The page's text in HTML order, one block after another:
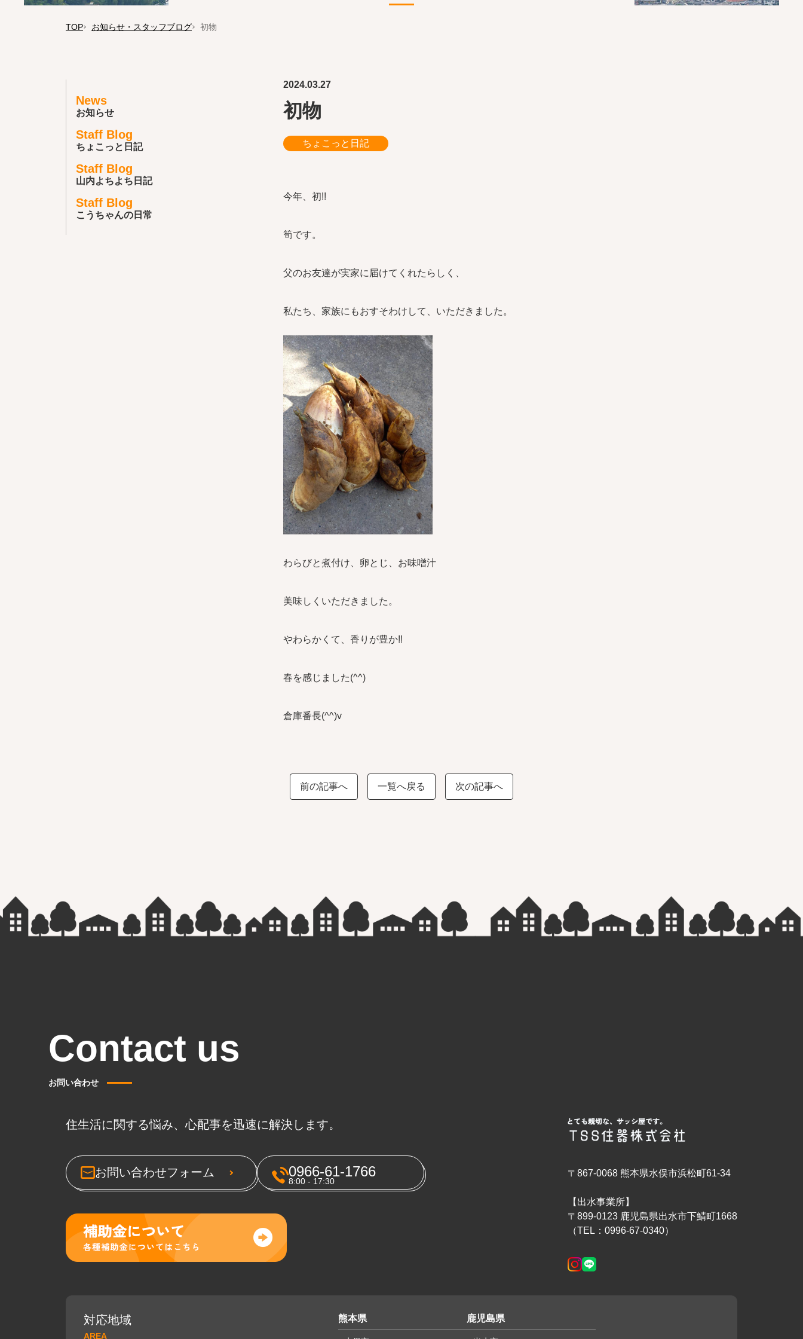
TOP お知らせ・スタッフブログ 初物
News
お知らせ
Staff Blog
ちょこっと日記
Staff Blog
山内よちよち日記
Staff Blog
こうちゃんの日常
2024.03.27
初物
ちょこっと日記
今年、初!!
筍です。
父のお友達が実家に届けてくれたらしく、
私たち、家族にもおすそわけして、いただきました。
わらびと煮付け、卵とじ、お味噌汁
美味しくいただきました。
やわらかくて、香りが豊か!!
春を感じました(^^)
倉庫番長(^^)v
前の記事へ 一覧へ戻る 次の記事へ
Contact us
お問い合わせ
住生活に関する悩み、心配事を迅速に解決します。
お問い合わせフォーム 0966-61-1766
8:00 - 17:30
〒867-0068 熊本県水俣市浜松町61-34
【出水事業所】
〒899-0123 鹿児島県出水市下鯖町1668
（TEL：0996-67-0340）
対応地域
AREA
熊本県 鹿児島県